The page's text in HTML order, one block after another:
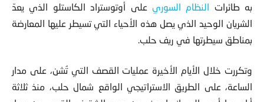
به طائرات النظام السوري على أوتوستراد الكاستلو الذي يعدّ
الشريان الوحيد الذي يصل هذه الأحياء التي تسيطر عليها المعارضة
بمناطق سيطرتها في ريف حلب.
وتكررت خلال الأيام الأخيرة عمليات القصف التي تُشن، على مدار
الساعة، على الطريق الاستراتيجي الواقع شمال حلب، منذ ثلاثة